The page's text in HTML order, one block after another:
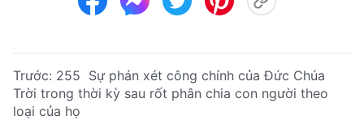
Trước: 255 Sự phán xét công chính của Đức Chúa
Trời trong thời kỳ sau rốt phân chia con người theo
loại của họ